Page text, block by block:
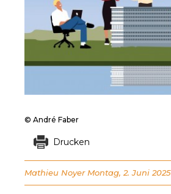
© André Faber
Drucken
Mathieu Noyer Montag, 2. Juni 2025